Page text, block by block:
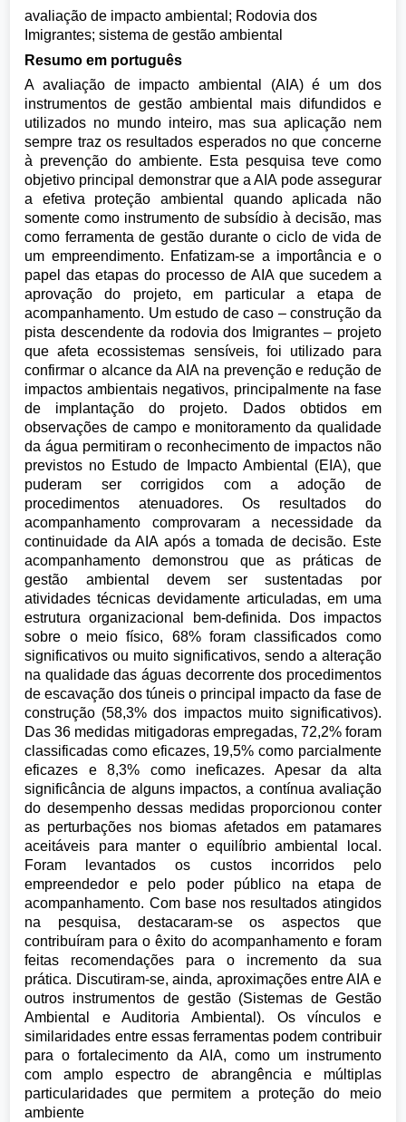
avaliação de impacto ambiental; Rodovia dos
Imigrantes; sistema de gestão ambiental
Resumo em português
A avaliação de impacto ambiental (AIA) é um dos
instrumentos de gestão ambiental mais difundidos e
utilizados no mundo inteiro, mas sua aplicação nem
sempre traz os resultados esperados no que concerne
à prevenção do ambiente. Esta pesquisa teve como
objetivo principal demonstrar que a AIA pode assegurar
a efetiva proteção ambiental quando aplicada não
somente como instrumento de subsídio à decisão, mas
como ferramenta de gestão durante o ciclo de vida de
um empreendimento. Enfatizam-se a importância e o
papel das etapas do processo de AIA que sucedem a
aprovação do projeto, em particular a etapa de
acompanhamento. Um estudo de caso – construção da
pista descendente da rodovia dos Imigrantes – projeto
que afeta ecossistemas sensíveis, foi utilizado para
confirmar o alcance da AIA na prevenção e redução de
impactos ambientais negativos, principalmente na fase
de implantação do projeto. Dados obtidos em
observações de campo e monitoramento da qualidade
da água permitiram o reconhecimento de impactos não
previstos no Estudo de Impacto Ambiental (EIA), que
puderam ser corrigidos com a adoção de
procedimentos atenuadores. Os resultados do
acompanhamento comprovaram a necessidade da
continuidade da AIA após a tomada de decisão. Este
acompanhamento demonstrou que as práticas de
gestão ambiental devem ser sustentadas por
atividades técnicas devidamente articuladas, em uma
estrutura organizacional bem-definida. Dos impactos
sobre o meio físico, 68% foram classificados como
significativos ou muito significativos, sendo a alteração
na qualidade das águas decorrente dos procedimentos
de escavação dos túneis o principal impacto da fase de
construção (58,3% dos impactos muito significativos).
Das 36 medidas mitigadoras empregadas, 72,2% foram
classificadas como eficazes, 19,5% como parcialmente
eficazes e 8,3% como ineficazes. Apesar da alta
significância de alguns impactos, a contínua avaliação
do desempenho dessas medidas proporcionou conter
as perturbações nos biomas afetados em patamares
aceitáveis para manter o equilíbrio ambiental local.
Foram levantados os custos incorridos pelo
empreendedor e pelo poder público na etapa de
acompanhamento. Com base nos resultados atingidos
na pesquisa, destacaram-se os aspectos que
contribuíram para o êxito do acompanhamento e foram
feitas recomendações para o incremento da sua
prática. Discutiram-se, ainda, aproximações entre AIA e
outros instrumentos de gestão (Sistemas de Gestão
Ambiental e Auditoria Ambiental). Os vínculos e
similaridades entre essas ferramentas podem contribuir
para o fortalecimento da AIA, como um instrumento
com amplo espectro de abrangência e múltiplas
particularidades que permitem a proteção do meio
ambiente